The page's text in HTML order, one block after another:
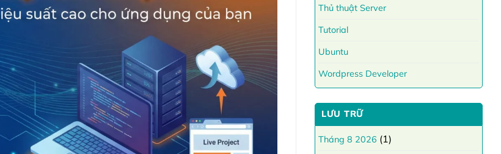
Thủ thuật Server
Tutorial
Ubuntu
Wordpress Developer
LƯU TRỮ
Tháng 8 2026 (1)